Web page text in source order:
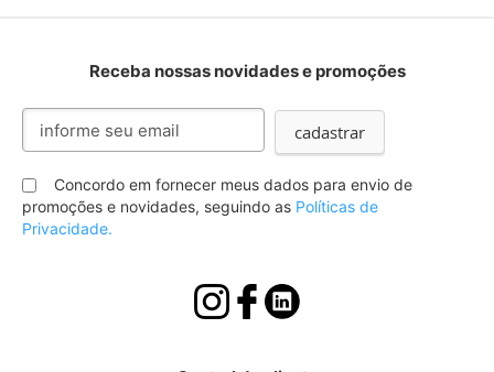
Receba nossas novidades e promoções
Inscreva-
nossa
Newsletter:
cadastrar
Concordo em fornecer meus dados para envio de
promoções e novidades, seguindo as Políticas de
Privacidade.